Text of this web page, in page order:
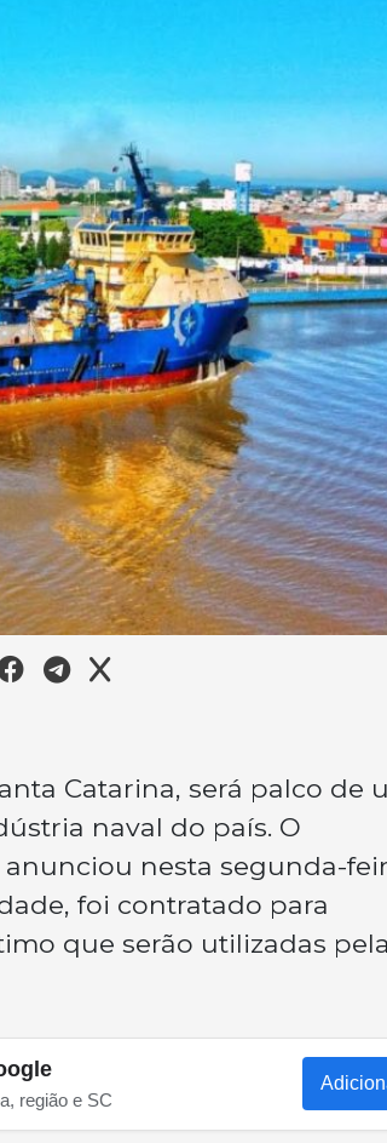
Catarina, será palco de
naval do país. O
anunciou nesta segunda-
foi contratado para
que serão utilizadas
região e SC